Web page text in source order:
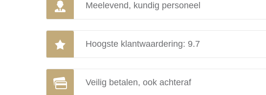
Meelevend, kundig personeel
Hoogste klantwaardering: 9.7
Veilig betalen, ook achteraf